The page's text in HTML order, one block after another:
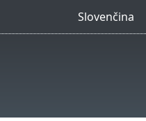
Slovenčina